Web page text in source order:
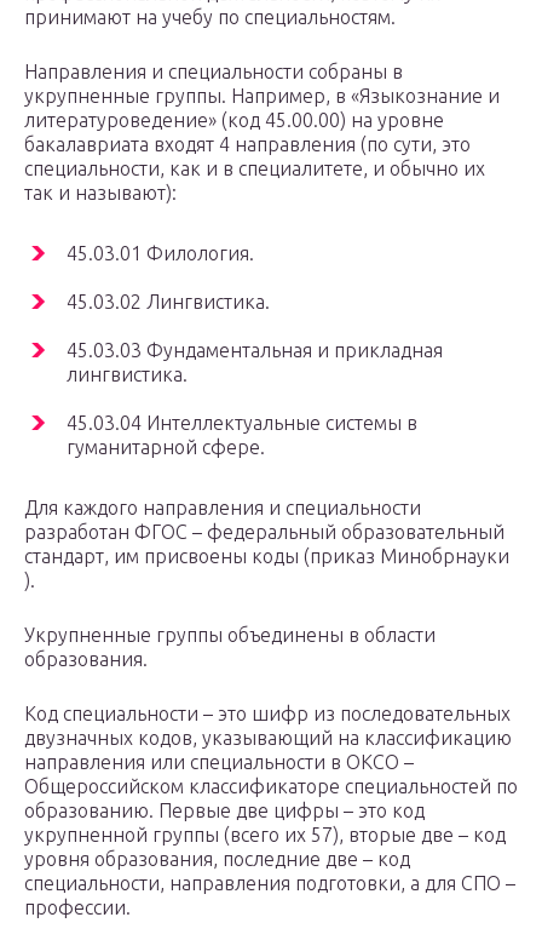
принимают на учебу по специальностям.
Направления и специальности собраны в
укрупненные группы. Например, в «Языкознание и
литературоведение» (код 45.00.00) на уровне
бакалавриата входят 4 направления (по сути, это
специальности, как и в специалитете, и обычно их
так и называют):
45.03.01 Филология.
45.03.02 Лингвистика.
45.03.03 Фундаментальная и прикладная
лингвистика.
45.03.04 Интеллектуальные системы в
гуманитарной сфере.
Для каждого направления и специальности
разработан ФГОС – федеральный образовательный
стандарт, им присвоены коды (приказ Минобрнауки
).
Укрупненные группы объединены в области
образования.
Код специальности – это шифр из последовательных
двузначных кодов, указывающий на классификацию
направления или специальности в ОКСО –
Общероссийском классификаторе специальностей по
образованию. Первые две цифры – это код
укрупненной группы (всего их 57), вторые две – код
уровня образования, последние две – код
специальности, направления подготовки, а для СПО –
профессии.